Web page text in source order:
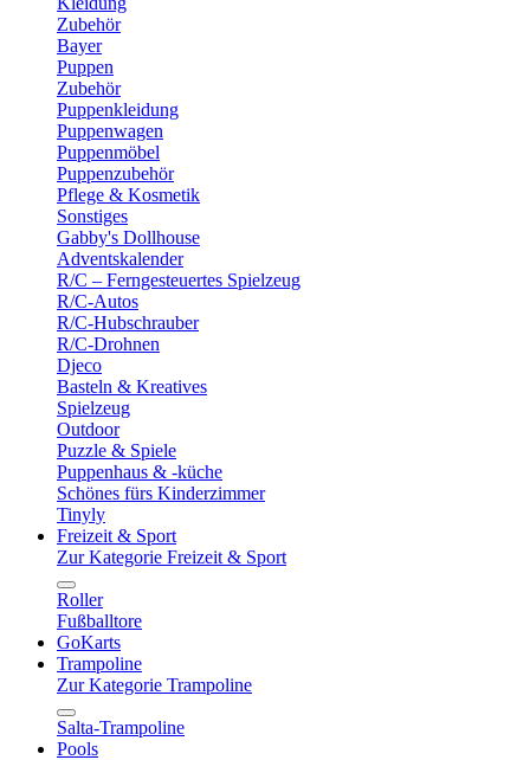
Zubehör
Bayer
Puppen
Zubehör
Puppenkleidung
Puppenwagen
Puppenmöbel
Puppenzubehör
Pflege & Kosmetik
Sonstiges
Gabby's Dollhouse
Adventskalender
R/C – Ferngesteuertes Spielzeug
R/C-Autos
R/C-Hubschrauber
R/C-Drohnen
Djeco
Basteln & Kreatives
Spielzeug
Outdoor
Puzzle & Spiele
Puppenhaus & -küche
Schönes fürs Kinderzimmer
Tinyly
Freizeit & Sport
Zur Kategorie Freizeit & Sport
Roller
Fußballtore
GoKarts
Trampoline
Zur Kategorie Trampoline
Salta-Trampoline
Pools